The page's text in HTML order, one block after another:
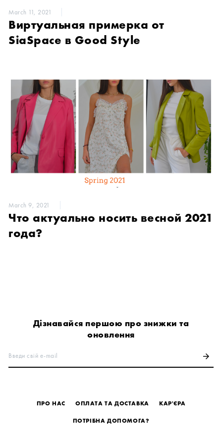
March 11, 2021
Виртуальная примерка от
SiaSpace в Good Style
March 9, 2021
Что актуально носить весной 2021
года?
Дізнавайся першою про знижки та
оновлення
Введи свій e-mail arrow_forward
ПРО НАС ОПЛАТА ТА ДОСТАВКА КАР'ЄРА
ПОТРІБНА ДОПОМОГА?